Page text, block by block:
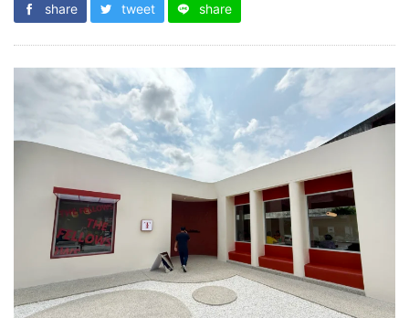
share tweet share